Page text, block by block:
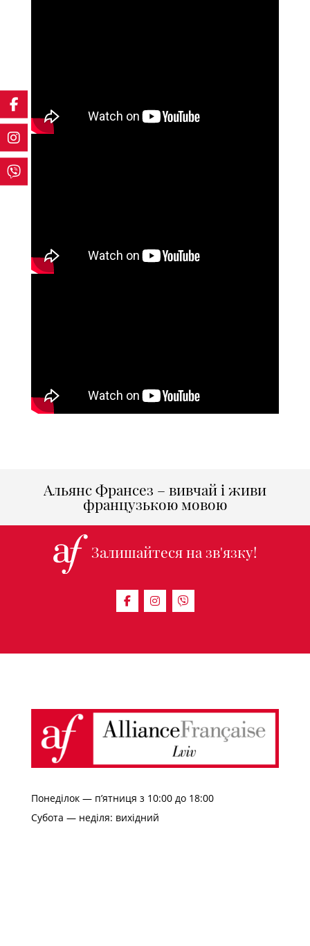
Альянс Франсез – вивчай і живи
французькою мовою
Залишайтеся на зв'язку!
Понеділок — п’ятниця з 10:00 до 18:00
Субота — неділя: вихідний